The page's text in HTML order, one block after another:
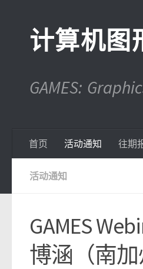
计算机图
GAMES:
首页 活动通知 往期
活动通知
GAMES
博涵（南